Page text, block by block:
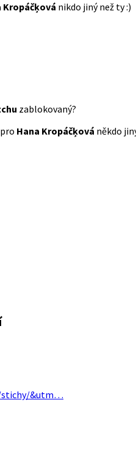
Kropáčķová nikdo jiný než ty :)
zablokovaný?
Hana Kropáčķová někdo
stichy/&utm…